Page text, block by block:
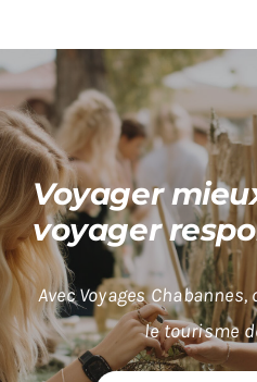
Voyager
voyager
Avec Voyages
le tourisme